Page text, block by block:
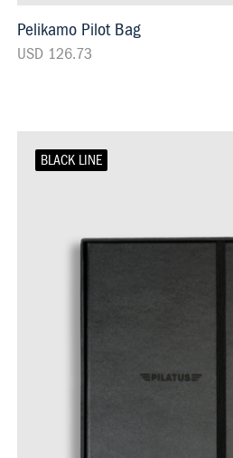
Pelikamo Pilot Bag
USD 126.73
BLACK LINE